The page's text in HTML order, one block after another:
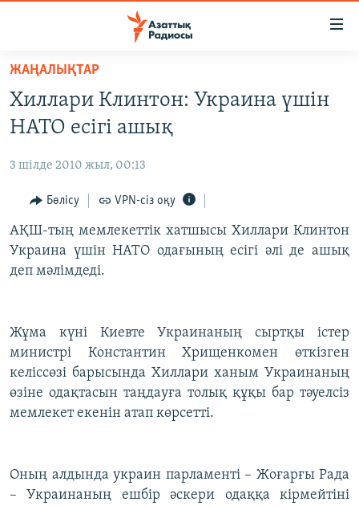
Skip
main
content
to
Navigation
Skip
to
Search
ҚАҢТАР ОҚИҒАСЫ
АДАМ ҚҰҚЫҚТАРЫ
ӘЛЕУМЕТ
ӘЛЕМ
Русский
ЖАЗЫЛЫҢЫЗ
ЖАҢАЛЫҚТАР
Хиллари Клинтон: Украина үшін
НАТО есігі ашық
3 шілде 2010 жыл, 00:13
Бөлісу VPN-сіз оқу
АҚШ-тың мемлекеттік хатшысы Хиллари Клинтон
Украина үшін НАТО одағының есігі әлі де ашық
деп мәлімдеді.
Жұма күні Киевте Украинаның сыртқы істер
министрі Константин Хрищенкомен өткізген
келіссөзі барысында Хиллари ханым Украинаның
өзіне одақтасын таңдауға толық құқы бар тәуелсіз
мемлекет екенін атап көрсетті.
Оның алдында украин парламенті – Жоғарғы Рада
– Украинаның ешбір әскери одаққа кірмейтіні